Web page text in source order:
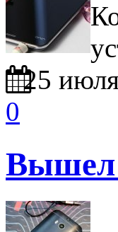
25
0
Вышел